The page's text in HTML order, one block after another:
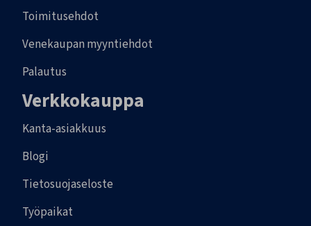
Toimitusehdot
Venekaupan myyntiehdot
Palautus
Verkkokauppa
Kanta-asiakkuus
Blogi
Tietosuojaseloste
Työpaikat